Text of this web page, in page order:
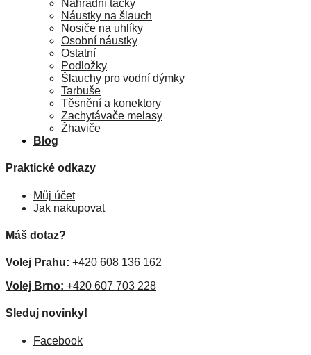
Náhradní tácky
Náustky na šlauch
Nosiče na uhlíky
Osobní náustky
Ostatní
Podložky
Šlauchy pro vodní dýmky
Tarbuše
Těsnění a konektory
Zachytávače melasy
Žhaviče
Blog
Praktické odkazy
Můj účet
Jak nakupovat
Máš dotaz?
Volej Prahu: +420 608 136 162
Volej Brno: +420 607 703 228
Sleduj novinky!
Facebook